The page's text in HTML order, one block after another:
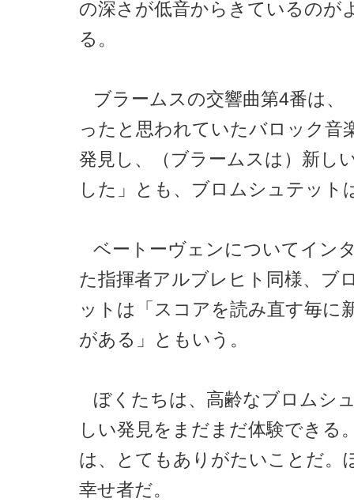
の深さが低音からきているのが
る。
ブラームスの交響曲第4番は、
ったと思われていたバロック音
発見し、（ブラームスは）新し
した」とも、ブロムシュテット
ベートーヴェンについてイン
た指揮者アルブレヒト同様、ブ
ットは「スコアを読み直す毎に
がある」ともいう。
ぼくたちは、高齢なブロムシ
しい発見をまだまだ体験できる
は、とてもありがたいことだ。
幸せ者だ。